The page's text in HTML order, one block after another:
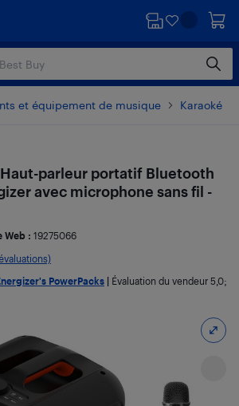
et équipement de musique Karaoké
parleur portatif Bluetooth
avec microphone sans fil -
Web : 19275066
PowerPacks Évaluation du vendeur 5,0;